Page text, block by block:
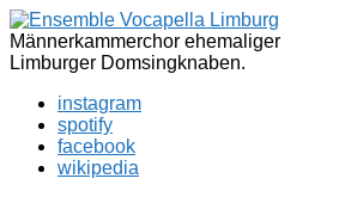
Männerkammerchor ehemaliger
Limburger Domsingknaben.
instagram
spotify
facebook
wikipedia